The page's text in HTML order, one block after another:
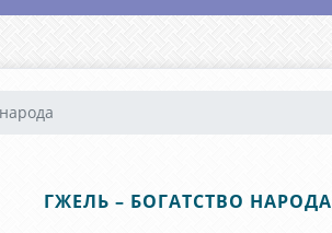
ГЖЕЛЬ – БОГАТСТВО НАРОДА